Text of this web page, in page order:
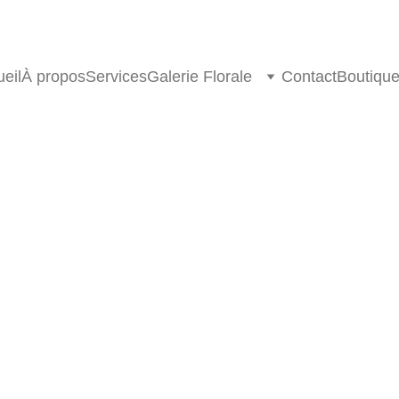
À proposServicesGalerie Florale ContactBoutique